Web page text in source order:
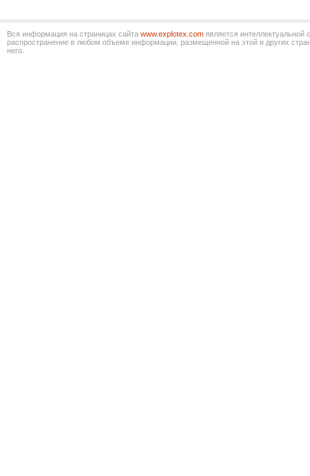
Вся информация на страницах сайта www.explotex.com является
распространение в любом объеме информации, размещенной на этой и других
него.